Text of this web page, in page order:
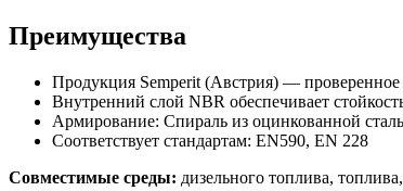
Преимущества
Продукция Semperit (Австрия) —
Внутренний слой NBR обеспечивает
Армирование: Спираль из оцинкованной
Соответствует стандартам: EN590, EN 228
Совместимые среды: дизельного топлива,